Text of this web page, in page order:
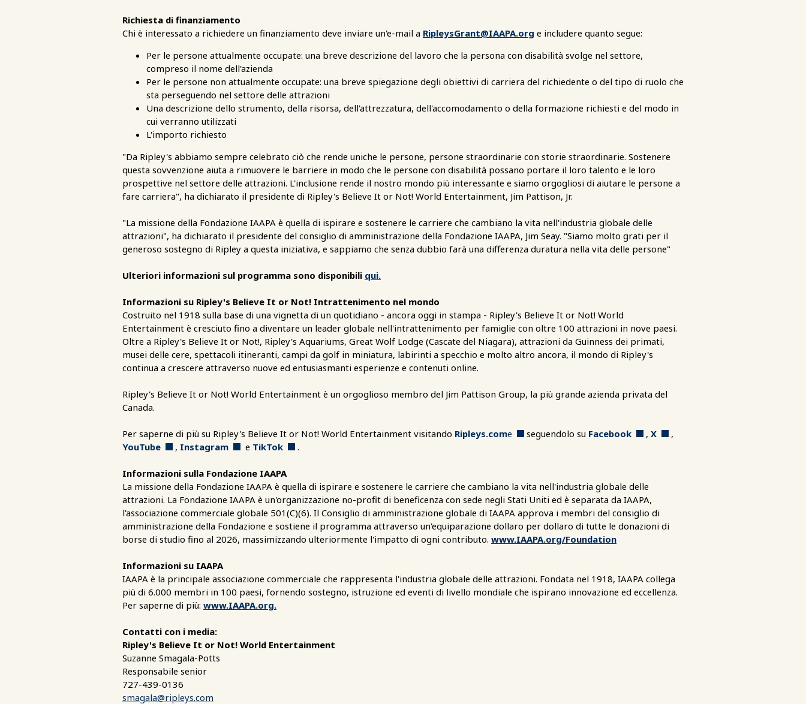
Richiesta di finanziamento
Chi è interessato a richiedere un finanziamento deve inviare un'e-mail a RipleysGrant@IAAPA.org e includere quanto segue:
Per le persone attualmente occupate: una breve descrizione del lavoro che la persona con disabilità svolge nel settore,
compreso il nome dell'azienda
Per le persone non attualmente occupate: una breve spiegazione degli obiettivi di carriera del richiedente o del tipo di ruolo che
sta perseguendo nel settore delle attrazioni
Una descrizione dello strumento, della risorsa, dell'attrezzatura, dell'accomodamento o della formazione richiesti e del modo in
cui verranno utilizzati
L'importo richiesto
"Da Ripley's abbiamo sempre celebrato ciò che rende uniche le persone, persone straordinarie con storie straordinarie. Sostenere
questa sovvenzione aiuta a rimuovere le barriere in modo che le persone con disabilità possano portare il loro talento e le loro
prospettive nel settore delle attrazioni. L'inclusione rende il nostro mondo più interessante e siamo orgogliosi di aiutare le persone a
fare carriera", ha dichiarato il presidente di Ripley's Believe It or Not! World Entertainment, Jim Pattison, Jr.
"La missione della Fondazione IAAPA è quella di ispirare e sostenere le carriere che cambiano la vita nell'industria globale delle
attrazioni", ha dichiarato il presidente del consiglio di amministrazione della Fondazione IAAPA, Jim Seay. "Siamo molto grati per il
generoso sostegno di Ripley a questa iniziativa, e sappiamo che senza dubbio farà una differenza duratura nella vita delle persone"
Ulteriori informazioni sul programma sono disponibili qui.
Informazioni su Ripley's Believe It or Not! Intrattenimento nel mondo
Costruito nel 1918 sulla base di una vignetta di un quotidiano - ancora oggi in stampa - Ripley's Believe It or Not! World
Entertainment è cresciuto fino a diventare un leader globale nell'intrattenimento per famiglie con oltre 100 attrazioni in nove paesi.
Oltre a Ripley's Believe It or Not!, Ripley's Aquariums, Great Wolf Lodge (Cascate del Niagara), attrazioni da Guinness dei primati,
musei delle cere, spettacoli itineranti, campi da golf in miniatura, labirinti a specchio e molto altro ancora, il mondo di Ripley's
continua a crescere attraverso nuove ed entusiasmanti esperienze e contenuti online.
Ripley's Believe It or Not! World Entertainment è un orgoglioso membro del Jim Pattison Group, la più grande azienda privata del
Canada.
Per saperne di più su Ripley's Believe It or Not! World Entertainment visitando Ripleys.come seguendolo su Facebook , X
,
YouTube
, Instagram e TikTok .
Informazioni sulla Fondazione IAAPA
La missione della Fondazione IAAPA è quella di ispirare e sostenere le carriere che cambiano la vita nell'industria globale delle
attrazioni. La Fondazione IAAPA è un'organizzazione no-profit di beneficenza con sede negli Stati Uniti ed è separata da IAAPA,
l'associazione commerciale globale 501(C)(6). Il Consiglio di amministrazione globale di IAAPA approva i membri del consiglio di
amministrazione della Fondazione e sostiene il programma attraverso un'equiparazione dollaro per dollaro di tutte le donazioni di
borse di studio fino al 2026, massimizzando ulteriormente l'impatto di ogni contributo. www.IAAPA.org/Foundation
Informazioni su IAAPA
IAAPA è la principale associazione commerciale che rappresenta l'industria globale delle attrazioni. Fondata nel 1918, IAAPA collega
più di 6.000 membri in 100 paesi, fornendo sostegno, istruzione ed eventi di livello mondiale che ispirano innovazione ed eccellenza.
Per saperne di più: www.IAAPA.org.
Contatti con i media:
Ripley's Believe It or Not! World Entertainment
Suzanne Smagala-Potts
Responsabile senior
727-439-0136
smagala@ripleys.com